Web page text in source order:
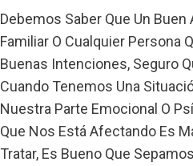
Debemos Saber Que Un Buen
Familiar O Cualquier Persona
Buenas Intenciones, Seguro
Cuando Tenemos Una
Nuestra Parte Emocional O
Que Nos Está Afectando Es
Tratar, Es Bueno Que